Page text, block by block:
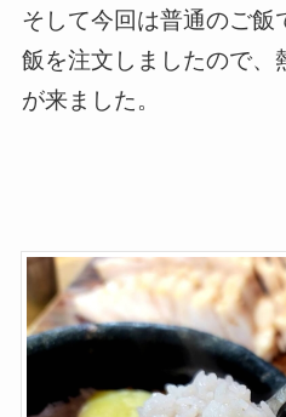
そして今回は普通のご飯
飯を注文しましたので、
が来ました。